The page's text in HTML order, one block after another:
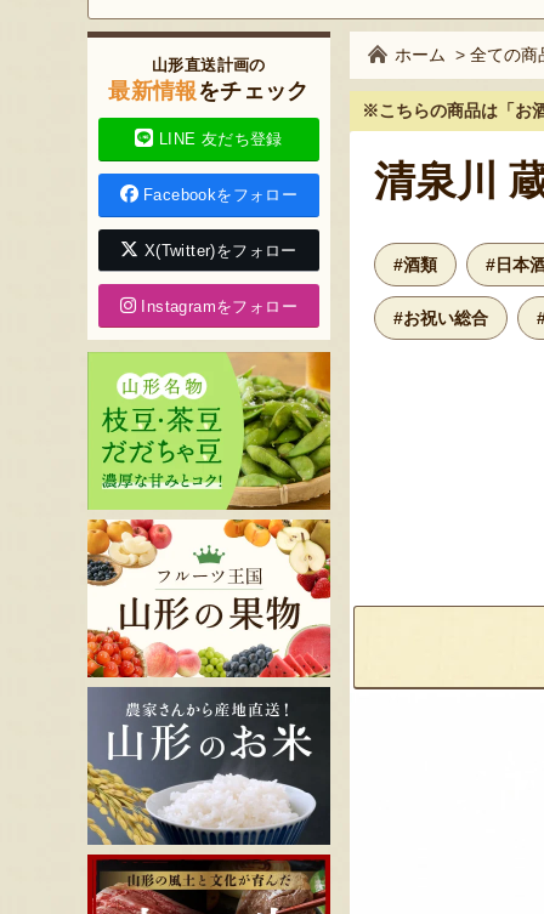
ホーム > 全ての商
※こちらの商品は 「お
清泉川
#酒類 #日本
#お祝い総合
山形直送計画の
最新情報をチェック
LINE 友だち登録
Facebookをフォロー
X(Twitter)をフォロー
Instagramをフォロー